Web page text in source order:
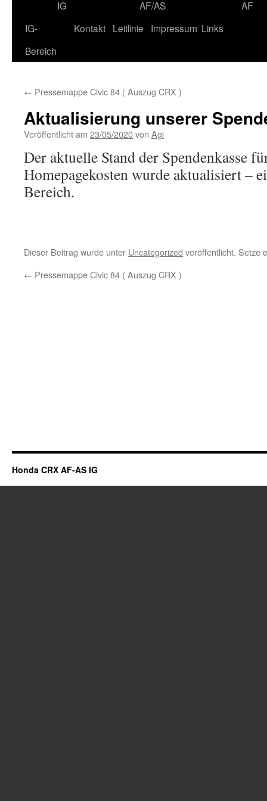
IG
AF/AS
AF
IG-
Bereich
Kontakt Leitlinie Impressum Links
← Pressemappe Civic 84 ( Auszug CRX )
Aktualisierung unserer
Veröffentlicht am 23/05/2020von Agi
Der aktuelle Stand der Spendenkasse
Homepagekosten wurde aktualisiert –
Bereich.
Dieser Beitrag wurde unter Uncategorized veröffentlicht. Setze
← Pressemappe Civic 84 ( Auszug CRX )
Honda CRX AF-AS IG